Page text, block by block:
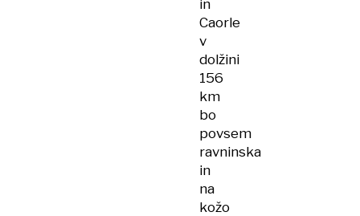
in
Caorle
v
dolžini
156
km
bo
povsem
ravninska
in
na
kožo